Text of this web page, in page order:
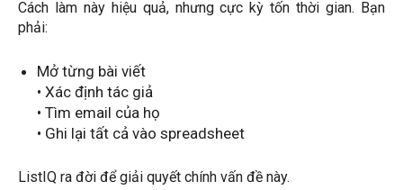
Cách làm này hiệu quả, nhưng cực kỳ tốn thời gian. Bạn
phải:
Mở từng bài viết
• Xác định tác giả
• Tìm email của họ
• Ghi lại tất cả vào spreadsheet
ListIQ ra đời để giải quyết chính vấn đề này.